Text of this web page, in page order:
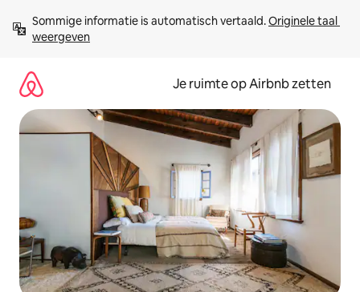
direct
naar
Sommige informatie is automatisch vertaald. Originele taal
weergeven
Je ruimte op Airbnb zetten